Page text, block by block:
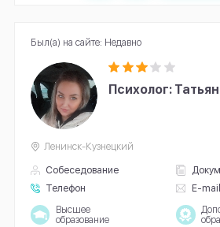
Психолог:
Собеседование
Телефон
E-mail
Ленинск-Кузнецкий
Высшее
образование
Был(а) на сайте: Недавно